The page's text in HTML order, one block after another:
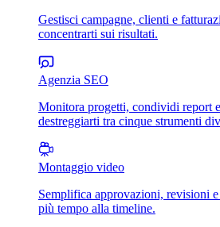
Gestisci campagne, clienti e
concentrarti sui risultati.
Agenzia SEO
Monitora progetti, condividi report
destreggiarti tra cinque strumenti
Montaggio video
Semplifica approvazioni, revisioni
più tempo alla timeline.